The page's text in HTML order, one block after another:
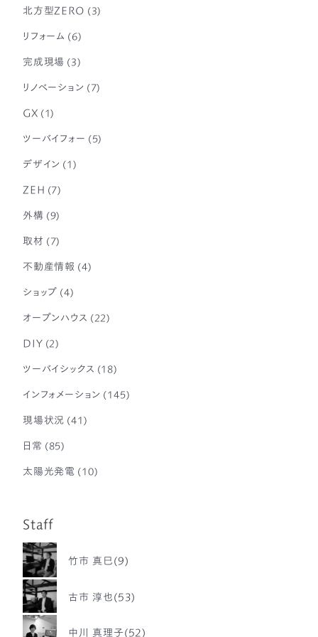
北方型ZERO (3)
リフォーム (6)
完成現場 (3)
リノベーション (7)
GX (1)
ツーバイフォー (5)
デザイン (1)
ZEH (7)
外構 (9)
取材 (7)
不動産情報 (4)
ショップ (4)
オープンハウス (22)
DIY (2)
ツーバイシックス (18)
インフォメーション (145)
現場状況 (41)
日常 (85)
太陽光発電 (10)
Staff
竹市 真巳(9)
古市 淳也(53)
中川 真理子(52)